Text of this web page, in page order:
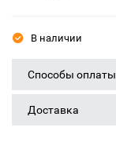
В наличии
Способы оплаты
Доставка